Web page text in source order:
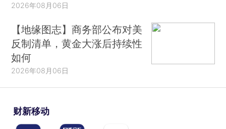
2026年08月06日
【地缘图志】商务部公布对美
反制清单，黄金大涨后持续性
如何
2026年08月06日
财新移动